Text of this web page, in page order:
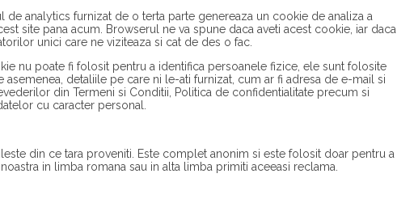
de analytics furnizat de o terta parte genereaza un cookie de analiza a
site pana acum. Browserul ne va spune daca aveti acest cookie, iar daca
unici care ne viziteaza si cat de des o fac.
nu poate fi folosit pentru a identifica persoanele fizice, ele sunt folosite
detaliile pe care ni le-ati furnizat, cum ar fi adresa de e-mail si
din Termeni si Conditii, Politica de confidentialitate precum si
cu caracter personal.
din ce tara proveniti. Este complet anonim si este folosit doar pentru a
in limba romana sau in alta limba primiti aceeasi reclama.